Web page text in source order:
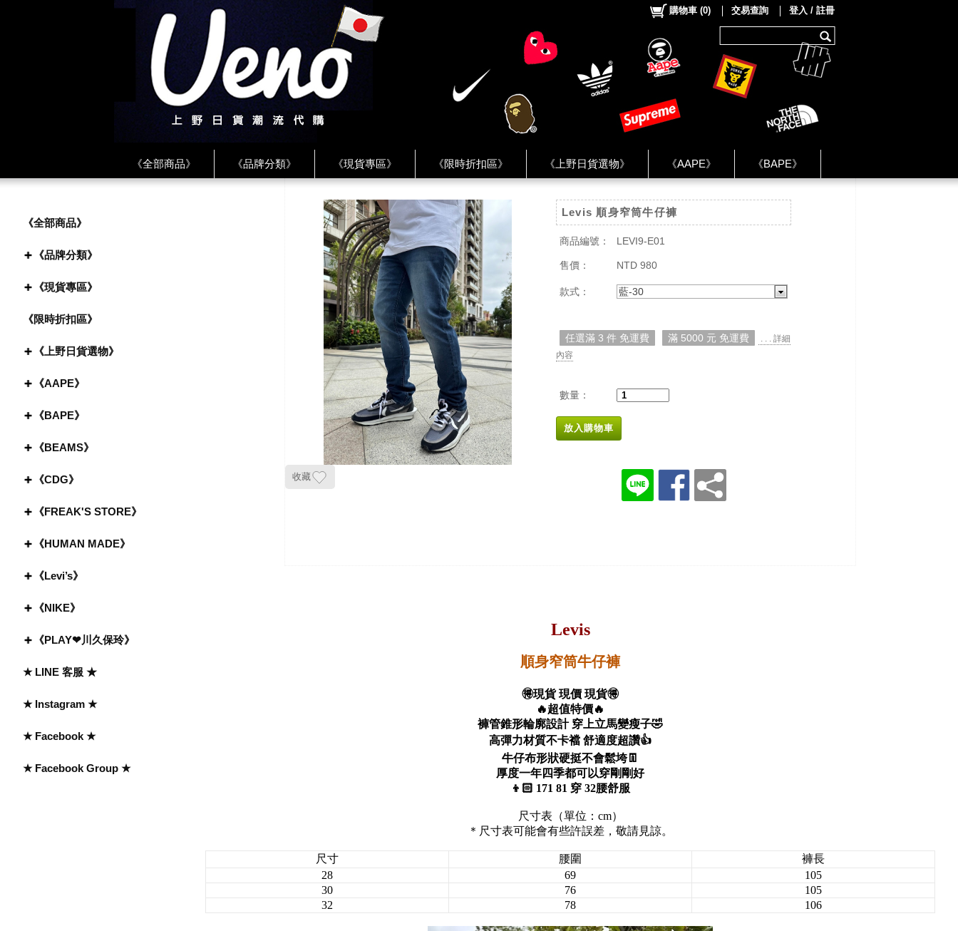
《全部商品》 《品牌分類》 《現貨專區》 《限時折扣區》 《上野日貨選物》 《AAPE》 《BAPE》
★ LINE 客服 ★ ★ Instagram ★ ★ Facebook Group ★
購物車 (0) 交易查詢 登入 / 註冊
《全部商品》
《品牌分類》
《現貨專區》
《限時折扣區》
《上野日貨選物》
《AAPE》
《BAPE》
《BEAMS》
《CDG》
《FREAK'S STORE》
《HUMAN MADE》
《Levi’s》
《NIKE》
《PLAY❤川久保玲》
★ LINE 客服 ★
★ Instagram ★
★ Facebook ★
★ Facebook Group ★
收藏
Levis 順身窄筒牛仔褲
商品編號： LEVI9-E01
售價： NTD 980
款式： 藍-30
任選滿 3 件 免運費 滿 5000 元 免運費
. . . 詳細
內容
數量：
放入購物車